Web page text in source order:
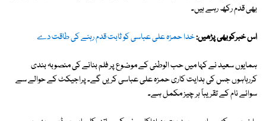
بھی قدم رکھ رہے ہیں۔
اس خبرکوبھی پڑھیں:خدا حمزہ علی عباسی کو ثابت قدم رہنے کی طاقت دے
ہمایوں سعید نے کہا میں حب الوطنی کے موضوع پر فلم بنانے کی منصوبہ بندی
کررہاہوں جس کی ہدایت کاری حمزہ علی عباسی کریں گے۔ پراجیکٹ کے حوالے سے
سوائے نام کے تقریباً ہر چیز مکمل ہے۔